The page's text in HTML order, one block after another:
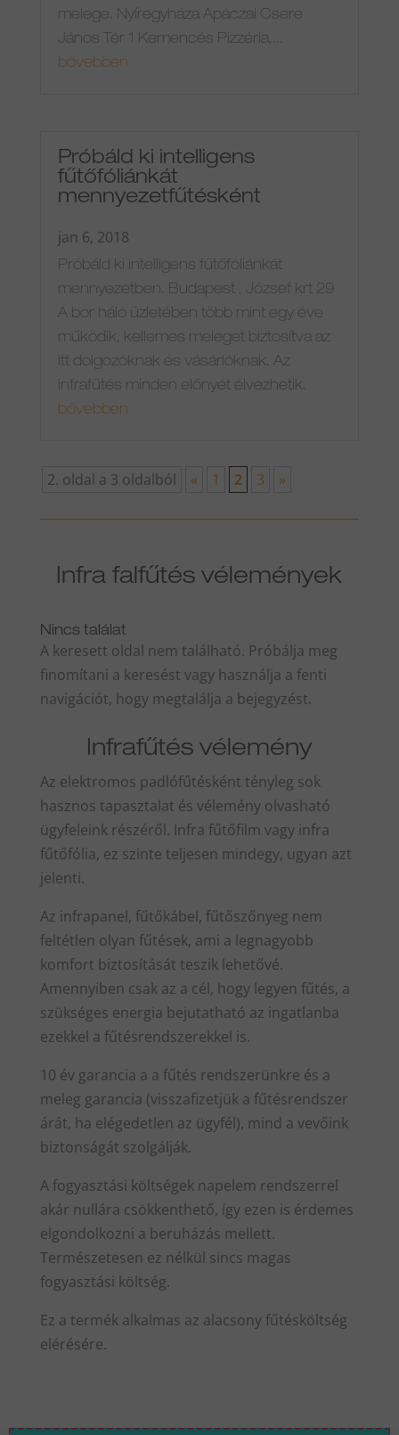
melege. Nyíregyháza Apáczai Csere
János Tér 1 Kemencés Pizzéria,...
bővebben
Próbáld ki intelligens
fűtőfóliánkát
mennyezetfűtésként
jan 6, 2018
Próbáld ki intelligens fűtőfóliánkát
mennyezetben. Budapest , József krt 29
A bor háló üzletében több mint egy éve
működik, kellemes meleget biztosítva az
itt dolgozóknak és vásárlóknak. Az
infrafűtés minden előnyét élvezhetik.
bővebben
2. oldal a 3 oldalból « 1 2 3 »
Infra falfűtés vélemények
Nincs találat
A keresett oldal nem található. Próbálja meg
finomítani a keresést vagy használja a fenti
navigációt, hogy megtalálja a bejegyzést.
Infrafűtés vélemény
Az elektromos padlófűtésként tényleg sok
hasznos tapasztalat és vélemény olvasható
ügyfeleink részéről. Infra fűtőfilm vagy infra
fűtőfólia, ez szinte teljesen mindegy, ugyan azt
jelenti.
Az infrapanel, fűtőkábel, fűtőszőnyeg nem
feltétlen olyan fűtések, ami a legnagyobb
komfort biztosítását teszik lehetővé.
Amennyiben csak az a cél, hogy legyen fűtés, a
szükséges energia bejutatható az ingatlanba
ezekkel a fűtésrendszerekkel is.
10 év garancia a a fűtés rendszerünkre és a
meleg garancia (visszafizetjük a fűtésrendszer
árát, ha elégedetlen az ügyfél), mind a vevőink
biztonságát szolgálják.
A fogyasztási költségek napelem rendszerrel
akár nullára csökkenthető, így ezen is érdemes
elgondolkozni a beruházás mellett.
Természetesen ez nélkül sincs magas
fogyasztási költség.
Ez a termék alkalmas az alacsony fűtésköltség
elérésére.